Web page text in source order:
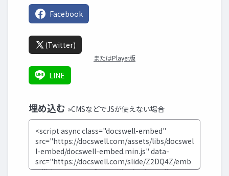
Facebook
(Twitter)
またはPlayer版
LINE
埋め込む »CMSなどでJSが使えない場合